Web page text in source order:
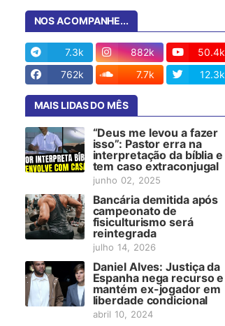
NOS ACOMPANHE...
7.3k 882k
50.4k
762k
7.7k 12.3k
MAIS LIDAS DO MÊS
“Deus me levou a fazer
isso”: Pastor erra na
interpretação da bíblia e
tem caso extraconjugal
junho 02, 2025
Bancária demitida após
campeonato de
fisiculturismo será
reintegrada
julho 14, 2026
Daniel Alves: Justiça da
Espanha nega recurso e
mantém ex-jogador em
liberdade condicional
abril 10, 2024